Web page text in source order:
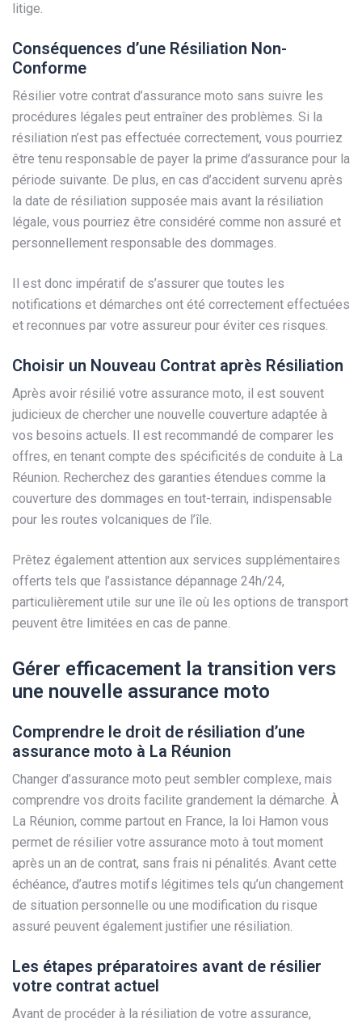
litige.
Conséquences d’une Résiliation Non-
Conforme
Résilier votre contrat d’assurance moto sans suivre les
procédures légales peut entraîner des problèmes. Si la
résiliation n’est pas effectuée correctement, vous pourriez
être tenu responsable de payer la prime d’assurance pour la
période suivante. De plus, en cas d’accident survenu après
la date de résiliation supposée mais avant la résiliation
légale, vous pourriez être considéré comme non assuré et
personnellement responsable des dommages.
Il est donc impératif de s’assurer que toutes les
notifications et démarches ont été correctement effectuées
et reconnues par votre assureur pour éviter ces risques.
Choisir un Nouveau Contrat après Résiliation
Après avoir résilié votre assurance moto, il est souvent
judicieux de chercher une nouvelle couverture adaptée à
vos besoins actuels. Il est recommandé de comparer les
offres, en tenant compte des spécificités de conduite à La
Réunion. Recherchez des garanties étendues comme la
couverture des dommages en tout-terrain, indispensable
pour les routes volcaniques de l’île.
Prêtez également attention aux services supplémentaires
offerts tels que l’assistance dépannage 24h/24,
particulièrement utile sur une île où les options de transport
peuvent être limitées en cas de panne.
Gérer efficacement la transition vers
une nouvelle assurance moto
Comprendre le droit de résiliation d’une
assurance moto à La Réunion
Changer d’assurance moto peut sembler complexe, mais
comprendre vos droits facilite grandement la démarche. À
La Réunion, comme partout en France, la loi Hamon vous
permet de résilier votre assurance moto à tout moment
après un an de contrat, sans frais ni pénalités. Avant cette
échéance, d’autres motifs légitimes tels qu’un changement
de situation personnelle ou une modification du risque
assuré peuvent également justifier une résiliation.
Les étapes préparatoires avant de résilier
votre contrat actuel
Avant de procéder à la résiliation de votre assurance,